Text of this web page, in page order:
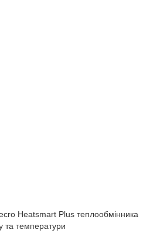
Heatsmart Plus теплообмінника
та температури